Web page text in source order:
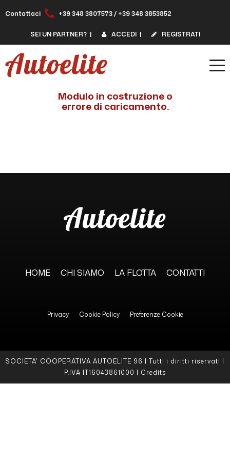
Contattaci +39 348 3807573/ +39 348 3853852
SEI UN PARTNER?| ACCEDI| REGISTRATI
Modulo in costruzione o
errore di caricamento.
HOME CHI SIAMO LA FLOTTA CONTATTI
Privacy Cookie Policy Preferenze Cookie
SOCIETA' COOPERATIVA AUTOELITE 96 | Tutti i diritti riservati |
P.IVA IT16043861000 | Credits